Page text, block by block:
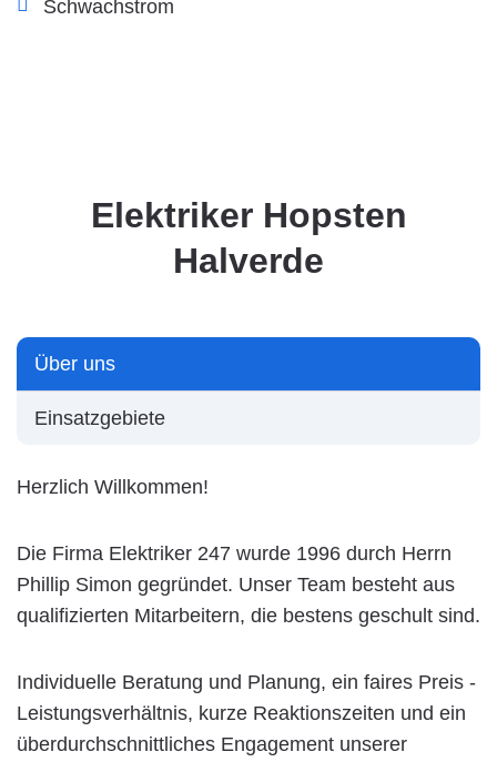
Schwachstrom
Elektriker Hopsten
Halverde
Über uns
Einsatzgebiete
Herzlich Willkommen!
Die Firma Elektriker 247 wurde 1996 durch Herrn
Phillip Simon gegründet. Unser Team besteht aus
qualifizierten Mitarbeitern, die bestens geschult sind.
Individuelle Beratung und Planung, ein faires Preis -
Leistungsverhältnis, kurze Reaktionszeiten und ein
überdurchschnittliches Engagement unserer